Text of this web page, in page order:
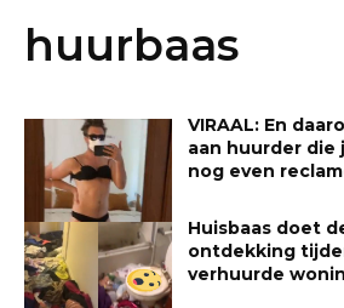
huurbaas
VIRAAL: En
aan huurder die
nog even
Huisbaas doet
ontdekking
verhuurde